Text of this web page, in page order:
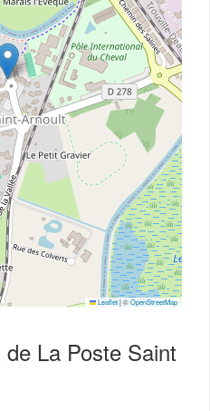
Leaflet|©OpenStreetMap
La Poste Saint